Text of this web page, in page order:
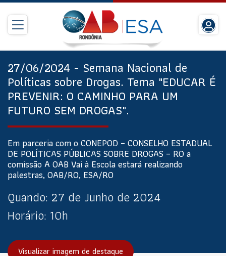
27/06/2024 - Semana Nacional de
Políticas sobre Drogas. Tema "EDUCAR É
PREVENIR: O CAMINHO PARA UM
FUTURO SEM DROGAS".
Em parceria com o CONEPOD – CONSELHO ESTADUAL
DE POLÍTICAS PÚBLICAS SOBRE DROGAS – RO a
comissão A OAB Vai à Escola estará realizando
palestras, OAB/RO, ESA/RO
Quando: 27 de Junho de 2024
Horário: 10h
Visualizar imagem de destaque